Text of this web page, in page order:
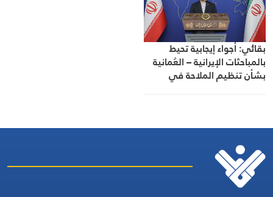
بقائي: أجواء إيجابية تحيط
بالمباحثات الإيرانية – العُمانية
بشأن تنظيم الملاحة في